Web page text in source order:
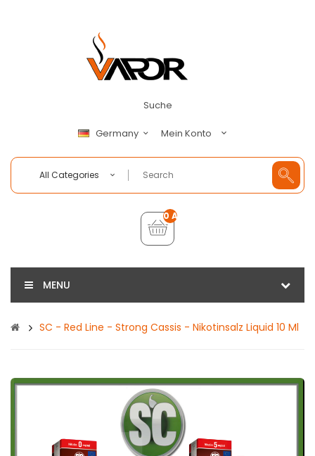
Suche
Germany Mein Konto
All Categories
0 Artikel - €0,00
MENU
SC - Red Line - Strong Cassis - Nikotinsalz Liquid 10 Ml